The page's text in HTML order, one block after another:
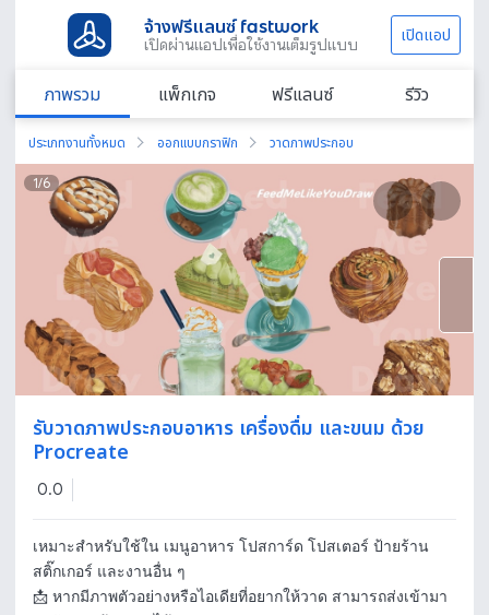
จ้างฟรีแลนซ์ fastwork
เปิดผ่านแอปเพื่อใช้งานเต็มรูปแบบ เปิดแอป
ภาพรวม แพ็กเกจ ฟรีแลนซ์ รีวิว
ประเภทงานทั้งหมด ออกแบบกราฟิก วาดภาพประกอบ
1/6
รับวาดภาพประกอบอาหาร เครื่องดื่ม และขนม ด้วย
Procreate
0.0
เหมาะสำหรับใช้ใน เมนูอาหาร โปสการ์ด โปสเตอร์ ป้ายร้าน
สติ๊กเกอร์ และงานอื่น ๆ
📩 หากมีภาพตัวอย่างหรือไอเดียที่อยากให้วาด สามารถส่งเข้ามา